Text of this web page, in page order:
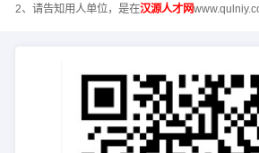
2、请告知用人单位，是在汉源人才网